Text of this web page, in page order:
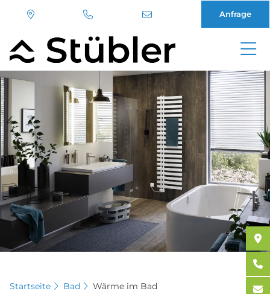
Direkt
zum
Inhalt
Anfrage
Startseite Bad Wärme im Bad